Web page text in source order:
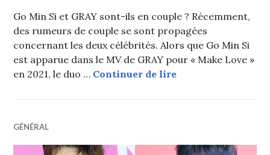
Go Min Si et GRAY sont-ils en couple ? Récemment,
des rumeurs de couple se sont propagées
concernant les deux célébrités. Alors que Go Min Si
est apparue dans le MV de GRAY pour « Make Love »
en 2021, le duo … Continuer de lireGo Min Si et GRAY
GÉNÉRAL